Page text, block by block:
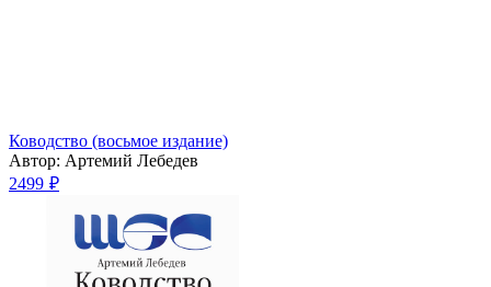
Ководство (восьмое издание)
Автор: Артемий Лебедев
2499 ₽